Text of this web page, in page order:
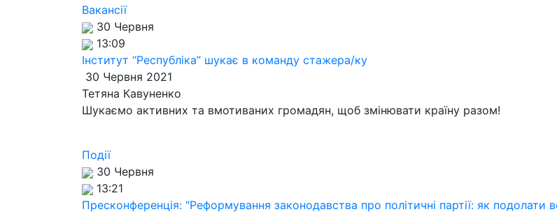
Вакансії
30 Червня
13:09
Інститут “Республіка” шукає в команду стажера/ку
30 Червня 2021
Тетяна Кавуненко
Шукаємо активних та вмотиваних громадян, щоб змінювати країну разом!
Події
30 Червня
13:21
Пресконференція: "Реформування законодавства про політичні партії: як подолати